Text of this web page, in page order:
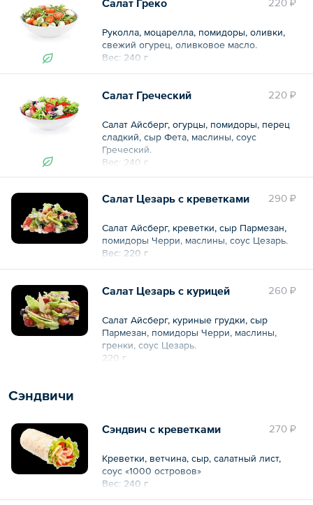
Салат Греко
Руколла, моцарелла, помидоры, оливки,
свежий огурец, оливковое масло.
Вес: 240 г
220 ₽
Салат Греческий
Салат Айсберг, огурцы, помидоры, перец
сладкий, сыр Фета, маслины, соус
Греческий.
Вес: 240 г
290 ₽
Салат Цезарь с креветками
Салат Айсберг, креветки, сыр Пармезан,
помидоры Черри, маслины, соус Цезарь.
Вес: 220 г
260 ₽
Салат Цезарь с курицей
Салат Айсберг, куриные грудки, сыр
Пармезан, помидоры Черри, маслины,
гренки, соус Цезарь.
220 г
Сэндвичи
270 ₽
Сэндвич с креветками
Креветки, ветчина, сыр, салатный лист,
соус «1000 островов»
Вес: 240 г